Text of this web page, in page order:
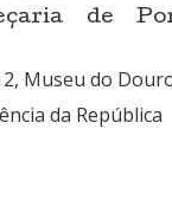
de
Museu do
da República